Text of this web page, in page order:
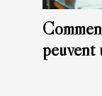
peuvent
digital